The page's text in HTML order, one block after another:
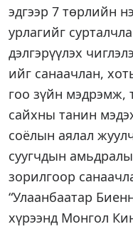
эдгээр 7 төрлийн
урлагийг
дэлгэрүүлэх
ийг санаачлан,
гоо зүйн мэдрэмж,
сайхны танин
соёлын аялал
суугчдын
зорилгоор
“Улаанбаатар
хүрээнд Монгол